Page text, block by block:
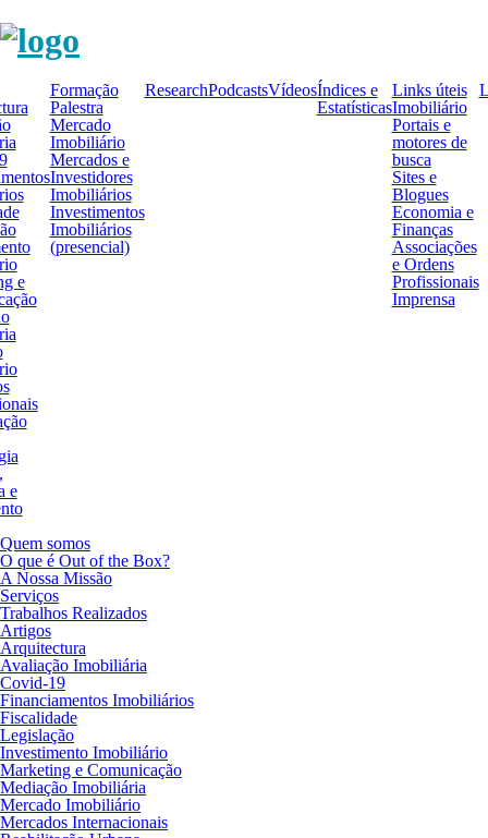
e
e
Formação
Palestra
Mercado
Imobiliário
Mercados e
Investidores
Imobiliários
Investimentos
Imobiliários
(presencial)
ResearchPodcastsVídeosÍndices e
Estatísticas
Links úteis
Imobiliário
Portais e
motores de
busca
Sites e
Blogues
Economia e
Finanças
Associações
e Ordens
Profissionais
Imprensa
Quem somos
O que é Out of the Box?
A Nossa Missão
Serviços
Trabalhos Realizados
Artigos
Arquitectura
Avaliação Imobiliária
Covid-19
Financiamentos Imobiliários
Fiscalidade
Legislação
Investimento Imobiliário
Marketing e Comunicação
Mediação Imobiliária
Mercado Imobiliário
Mercados Internacionais